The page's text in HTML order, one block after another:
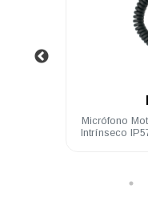
Micrófono
Intrínseco